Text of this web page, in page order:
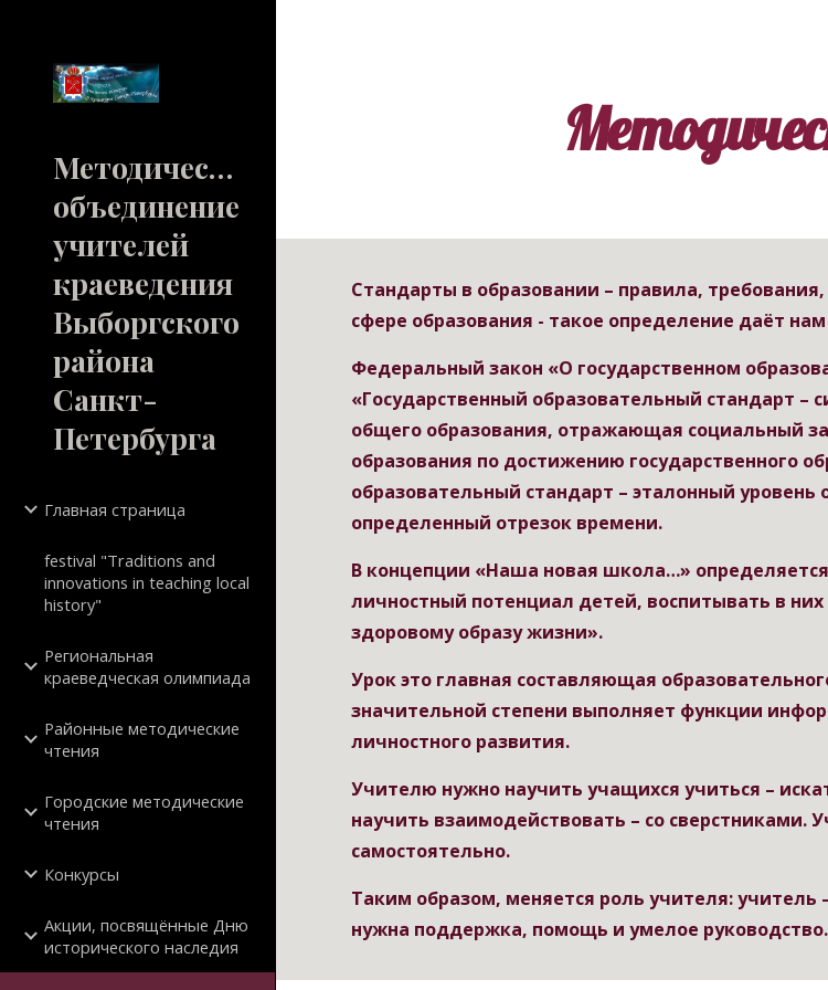
Методическое
объединение
учителей
краеведения
Выборгского
района
Санкт-
Петербурга
Главная страница
festival "Traditions and
innovations in teaching local
history"
Региональная
краеведческая олимпиада
Районные методические
чтения
Городские методические
чтения
Конкурсы
Акции, посвящённые Дню
исторического наследия
Стандарты в образовании – правила,
сфере образования - такое определение даёт
Федеральный закон «О государственном
«Государственный образовательный стандарт –
общего образования, отражающая социальный
образования по достижению государственного
образовательный стандарт – эталонный
определенный отрезок времени.
В концепции «Наша новая школа…»
личностный потенциал детей, воспитывать в
здоровому образу жизни».
Урок это главная составляющая
значительной степени выполняет функции
личностного развития.
Учителю нужно научить учащихся учиться –
научить взаимодействовать – со
самостоятельно.
Таким образом, меняется роль учителя: учитель
нужна поддержка, помощь и умелое